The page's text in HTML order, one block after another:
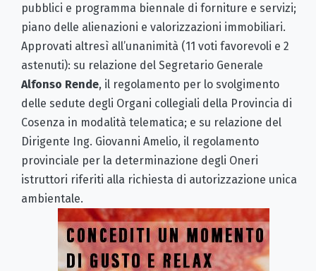
pubblici e programma biennale di forniture e servizi;
piano delle alienazioni e valorizzazioni immobiliari.
Approvati altresì all’unanimità (11 voti favorevoli e 2
astenuti): su relazione del Segretario Generale
Alfonso Rende, il regolamento per lo svolgimento
delle sedute degli Organi collegiali della Provincia di
Cosenza in modalità telematica; e su relazione del
Dirigente Ing. Giovanni Amelio, il regolamento
provinciale per la determinazione degli Oneri
istruttori riferiti alla richiesta di autorizzazione unica
ambientale.